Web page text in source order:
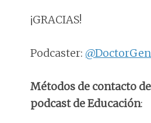
¡GRACIAS!
Podcaster:
Métodos de contacto
podcast de Educación: